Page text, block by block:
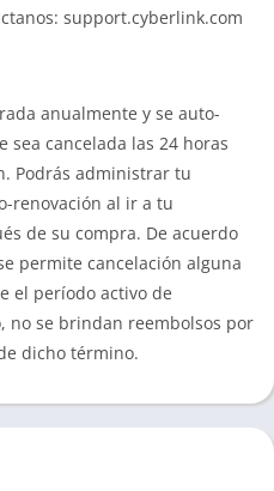
support.cyberlink.com
anualmente y se auto-
sea cancelada las 24 horas
Podrás administrar tu
renovación al ir a tu
de su compra. De acuerdo
permite cancelación alguna
el período activo de
no se brindan reembolsos por
dicho término.